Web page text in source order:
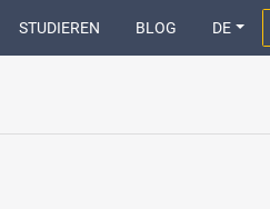
STUDIEREN BLOG DE